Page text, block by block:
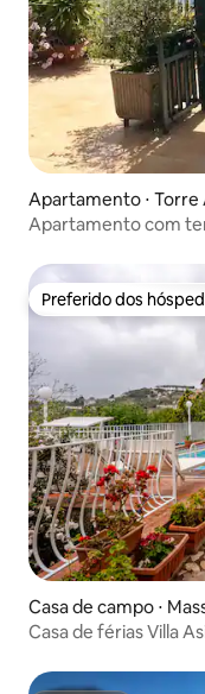
Apartamento ⋅
Apartamento com
Preferido dos
Preferido dos
Casa de campo ⋅
Casa de férias Villa